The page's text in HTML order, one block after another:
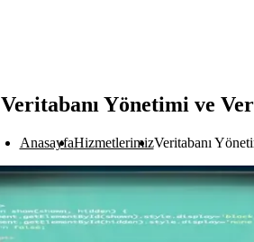
Veritabanı Yönetimi ve
AnasayfaHizmetlerimizVeritabanı